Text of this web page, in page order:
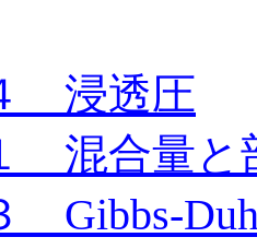
浸透圧
混合量と
Gibbs-